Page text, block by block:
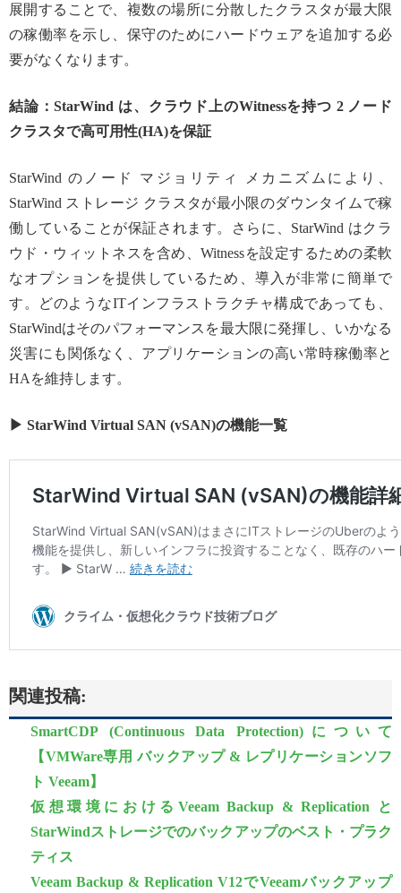
展開することで、複数の場所に分散したクラスタが最大限
の稼働率を示し、保守のためにハードウェアを追加する必
要がなくなります。
結論：StarWind は、クラウド上のWitnessを持つ 2 ノード
クラスタで高可用性(HA)を保証
StarWind のノード マジョリティ メカニズムにより、
StarWind ストレージ クラスタが最小限のダウンタイムで稼
働していることが保証されます。さらに、StarWind はクラ
ウド・ウィットネスを含め、Witnessを設定するための柔軟
なオプションを提供しているため、導入が非常に簡単で
す。どのようなITインフラストラクチャ構成であっても、
StarWindはそのパフォーマンスを最大限に発揮し、いかなる
災害にも関係なく、アプリケーションの高い常時稼働率と
HAを維持します。
▶ StarWind Virtual SAN (vSAN)の機能一覧
関連投稿:
SmartCDP (Continuous Data Protection)について
【VMWare専用 バックアップ & レプリケーションソフ
ト Veeam】
仮想環境におけるVeeam Backup & Replication と
StarWindストレージでのバックアップのベスト・プラク
ティス
Veeam Backup & Replication V12でVeeamバックアップ